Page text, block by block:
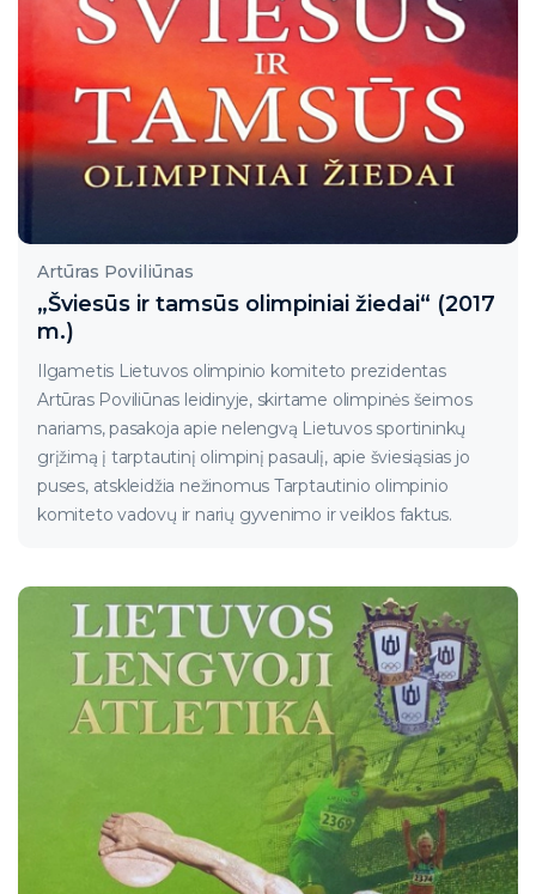
Artūras Poviliūnas
„Šviesūs ir tamsūs olimpiniai žiedai“ (2017
m.)
Ilgametis Lietuvos olimpinio komiteto prezidentas
Artūras Poviliūnas leidinyje, skirtame olimpinės šeimos
nariams, pasakoja apie nelengvą Lietuvos sportininkų
grįžimą į tarptautinį olimpinį pasaulį, apie šviesiąsias jo
puses, atskleidžia nežinomus Tarptautinio olimpinio
komiteto vadovų ir narių gyvenimo ir veiklos faktus.